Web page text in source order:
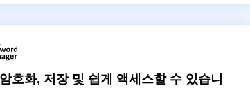
호화, 저장 및 쉽게 액세스할 수 있습니